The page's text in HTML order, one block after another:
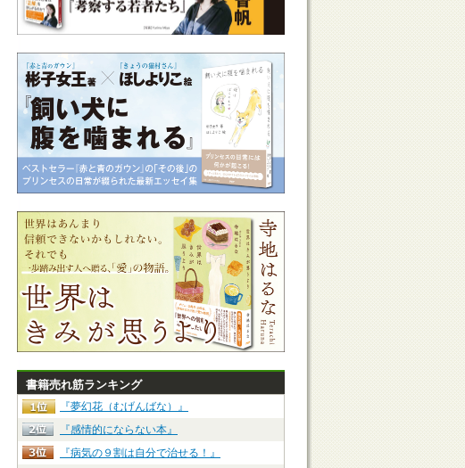
書籍売れ筋ランキング
『夢幻花（むげんばな）』
『感情的にならない本』
『病気の９割は自分で治せる！』